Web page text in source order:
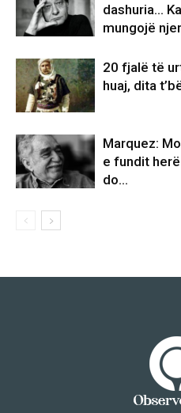
dashuria…
mungojë
20 fjalë të
huaj, dita
Marquez:
e fundit
do…